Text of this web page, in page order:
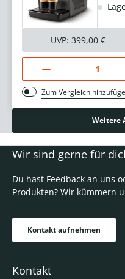
UVP: 399,00 €
Zum Vergleich
Weitere
Wir sind gerne für
Du hast Feedback an uns
Produkten? Wir kümmern
Kontakt aufnehmen
Kontakt